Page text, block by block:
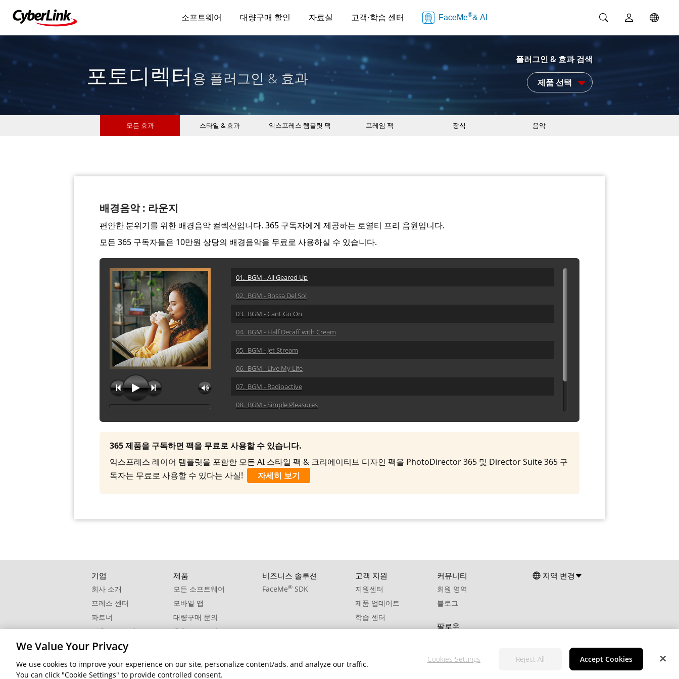
소프트웨어 대량구매 할인 자료실 고객·학습 센터 FaceMe®& AI
포토디렉터용 플러그인 & 효과
플러그인 & 효과 검색
제품 선택
모든 효과 스타일 & 효과 익스프레스 템플릿 팩 프레임 팩 장식 음악
배경음악 : 라운지
편안한 분위기를 위한 배경음악 컬렉션입니다. 365 구독자에게 제공하는 로열티 프리 음원입니다.
모든 365 구독자들은 10만원 상당의 배경음악을 무료로 사용하실 수 있습니다.
01. BGM - All Geared Up
02. BGM - Bossa Del Sol
03. BGM - Cant Go On
04. BGM - Half Decaff with Cream
05. BGM - Jet Stream
06. BGM - Live My Life
07. BGM - Radioactive
08. BGM - Simple Pleasures
09. BGM - Sunrise Walk
10. BGM - There for You
365 제품을 구독하면 팩을 무료로 사용할 수 있습니다.
익스프레스 레이어 템플릿을 포함한 모든 AI 스타일 팩 & 크리에이티브 디자인 팩을 PhotoDirector 365 및 Director Suite 365 구
독자는 무료로 사용할 수 있다는 사실!
자세히 보기
기업
회사 소개
프레스 센터
파트너
제휴 프로그램
연락처
제품
모든 소프트웨어
모바일 앱
대량구매 문의
추천 프로그램
비즈니스 솔루션
FaceMe® SDK
고객 지원
지원센터
제품 업데이트
학습 센터
커뮤니티
회원 영역
블로그
팔로우
지역 변경
© 2026 CyberLink Corp. All Rights Reserved. 개인정보 처리방침 서비스 약관 쿠키 설정
We Value Your Privacy
We use cookies to improve your experience on our site, personalize content/ads, and analyze our traffic.
You can click "Cookie Settings" to provide controlled consent.
Cookies Settings Reject All Accept Cookies